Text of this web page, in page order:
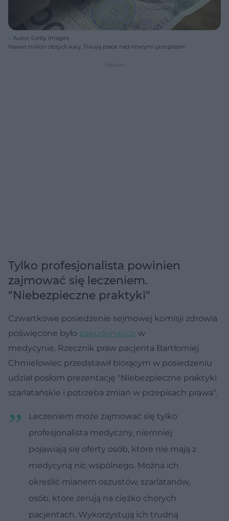
Autor: Getty Images
Nawet milion złotych kary. Trwają prace nad nowymi przepisami
Tylko profesjonalista powinien
zajmować się leczeniem.
"Niebezpieczne praktyki"
Czwartkowe posiedzenie sejmowej komisji zdrowia
poświęcone było pseudonauce w
medycynie. Rzecznik praw pacjenta Bartłomiej
Chmielowiec przedstawił biorącym w posiedzeniu
udział posłom prezentację "Niebezpieczne praktyki
szarlatańskie i potrzeba zmian w przepisach prawa".
Leczeniem może zajmować się tylko
profesjonalista medyczny, niemniej
pojawiają się oferty osób, które nie mają z
medycyną nic wspólnego. Można ich
określić mianem oszustów, szarlatanów,
osób, które żerują na ciężko chorych
pacjentach. Wykorzystują ich trudną